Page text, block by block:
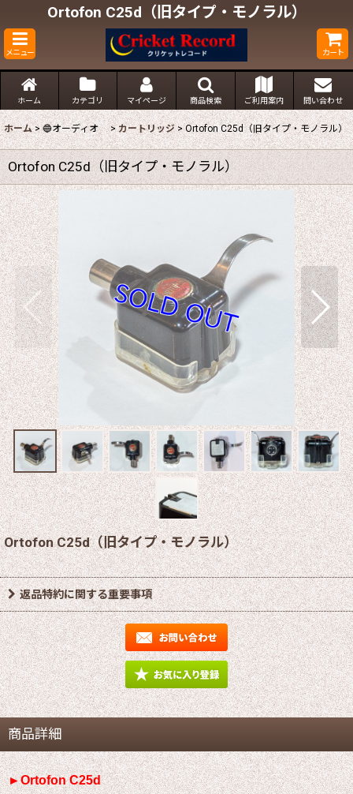
Ortofon C25d（旧タイプ・モノラル）
メニュー カート
ホーム カテゴリ マイページ 商品検索 ご利用案内 問い合わせ
ホーム > 🔵オーディオ > カートリッジ > Ortofon C25d（旧タイプ・モノラル）
Ortofon C25d（旧タイプ・モノラル）
Ortofon C25d（旧タイプ・モノラル）
返品特約に関する重要事項
商品詳細
►Ortofon C25d